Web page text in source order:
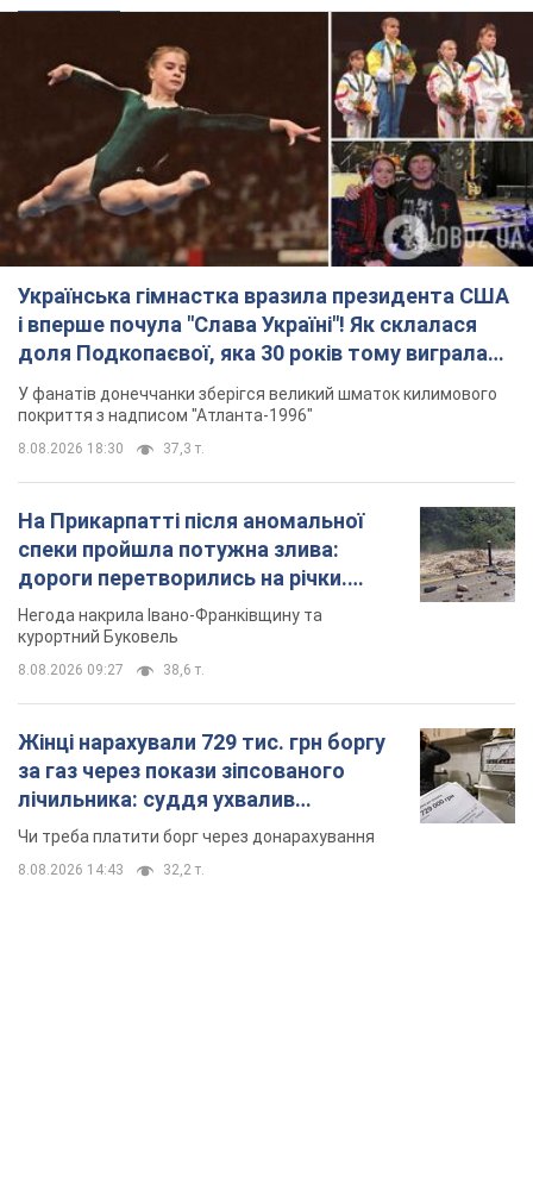
Українська гімнастка вразила президента США
і вперше почула "Слава Україні"! Як склалася
доля Подкопаєвої, яка 30 років тому виграла
"золото" Олімпіади
У фанатів донеччанки зберігся великий шматок килимового
покриття з надписом "Атланта-1996"
8.08.2026 18:30 37,3 т.
На Прикарпатті після аномальної
спеки пройшла потужна злива:
дороги перетворились на річки.
Відео
Негода накрила Івано-Франківщину та
курортний Буковель
8.08.2026 09:27 38,6 т.
Жінці нарахували 729 тис. грн боргу
за газ через покази зіпсованого
лічильника: суддя ухвалив
неочікуване рішення
Чи треба платити борг через донарахування
8.08.2026 14:43 32,2 т.